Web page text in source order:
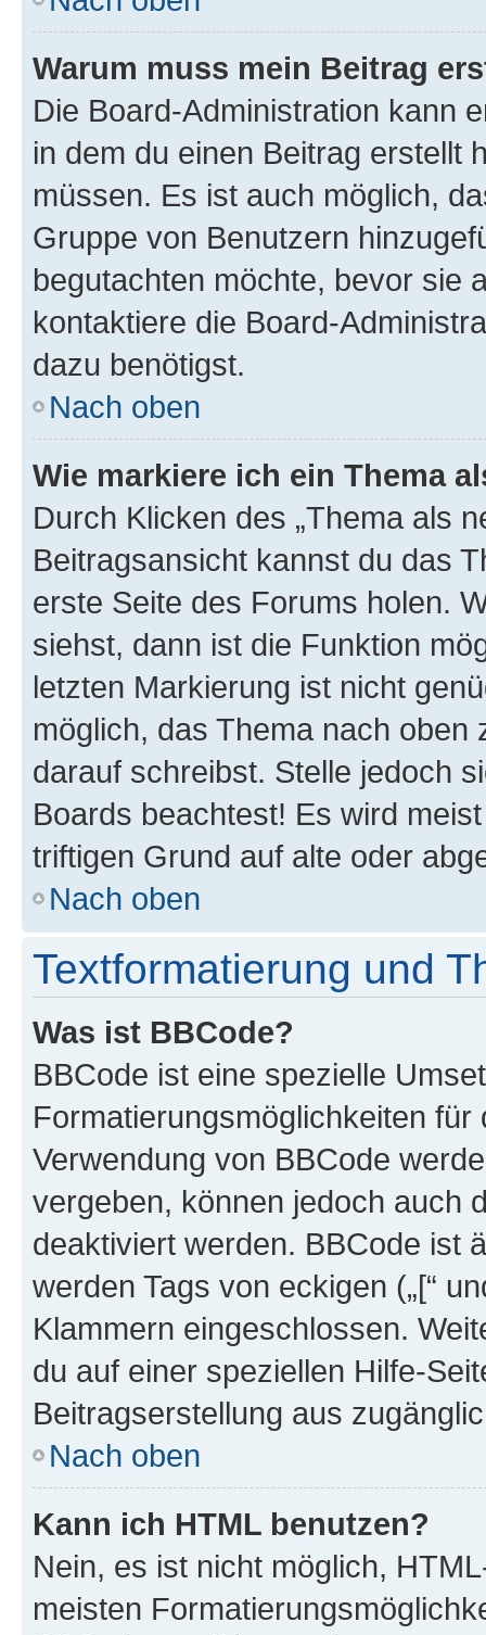
Warum muss mein Beitrag
Die Board-Administration kann
in dem du einen Beitrag erstellt
müssen. Es ist auch möglich,
Gruppe von Benutzern
begutachten möchte, bevor sie
kontaktiere die Board-
dazu benötigst.
Nach oben
Wie markiere ich ein Thema
Durch Klicken des „Thema als
Beitragsansicht kannst du das
erste Seite des Forums holen.
siehst, dann ist die Funktion
letzten Markierung ist nicht
möglich, das Thema nach oben
darauf schreibst. Stelle jedoch
Boards beachtest! Es wird
triftigen Grund auf alte oder
Nach oben
Textformatierung und
Was ist BBCode?
BBCode ist eine spezielle
Formatierungsmöglichkeiten
Verwendung von BBCode
vergeben, können jedoch auch
deaktiviert werden. BBCode ist
werden Tags von eckigen („[“
Klammern eingeschlossen.
du auf einer speziellen Hilfe-
Beitragserstellung aus
Nach oben
Kann ich HTML benutzen?
Nein, es ist nicht möglich,
meisten